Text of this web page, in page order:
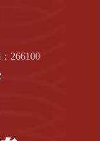
266100